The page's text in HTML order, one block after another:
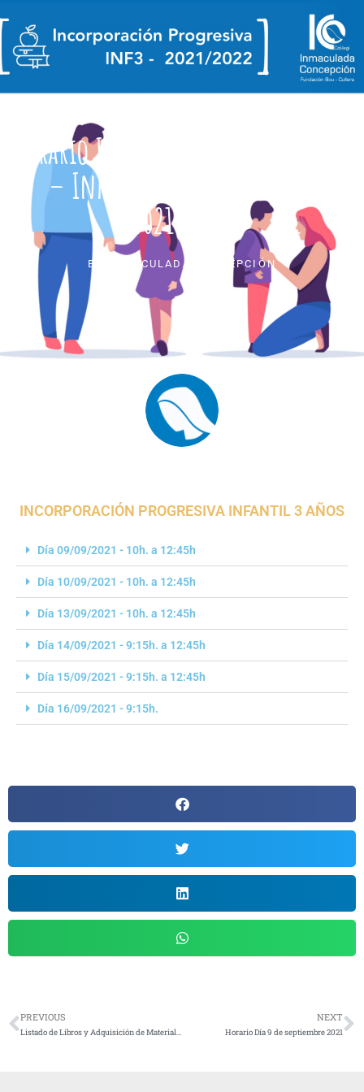
Horario Incorporación Progresiva
– Infantil 3 Años – Curso
2021/2022
BY INMACULADA CONCEPCIÓN
INCORPORACIÓN PROGRESIVA INFANTIL 3 AÑOS
Día 09/09/2021 - 10h. a 12:45h
Día 10/09/2021 - 10h. a 12:45h
Día 13/09/2021 - 10h. a 12:45h
Día 14/09/2021 - 9:15h. a 12:45h
Día 15/09/2021 - 9:15h. a 12:45h
Día 16/09/2021 - 9:15h.
PREVIOUS
Listado de Libros y Adquisición de Material 2021/2022
NEXT
Horario Día 9 de septiembre 2021